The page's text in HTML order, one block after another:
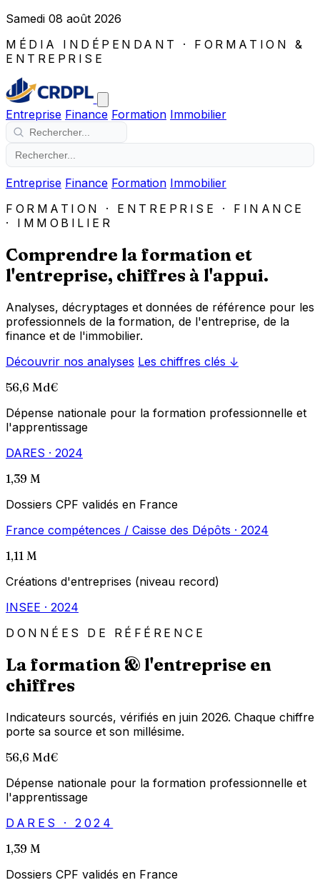
Samedi 08 août 2026
MÉDIA INDÉPENDANT · FORMATION &
ENTREPRISE
Entreprise Finance Formation Immobilier
Entreprise Finance Formation Immobilier
FORMATION · ENTREPRISE · FINANCE
· IMMOBILIER
Comprendre la formation et
l'entreprise, chiffres à l'appui.
Analyses, décryptages et données de référence pour les
professionnels de la formation, de l'entreprise, de la
finance et de l'immobilier.
Découvrir nos analyses Les chiffres clés ↓
56,6 Md€
Dépense nationale pour la formation professionnelle et
l'apprentissage
DARES · 2024
1,39 M
Dossiers CPF validés en France
France compétences / Caisse des Dépôts · 2024
1,11 M
Créations d'entreprises (niveau record)
INSEE · 2024
DONNÉES DE RÉFÉRENCE
La formation & l'entreprise en
chiffres
Indicateurs sourcés, vérifiés en juin 2026. Chaque chiffre
porte sa source et son millésime.
56,6 Md€
Dépense nationale pour la formation professionnelle et
l'apprentissage
DARES · 2024
1,39 M
Dossiers CPF validés en France